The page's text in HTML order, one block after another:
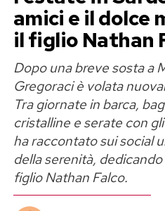
amici e il dolce
il figlio Nathan
Dopo una breve sosta a
Gregoraci è volata
Tra giornate in barca,
cristalline e serate con
ha raccontato sui social
della serenità,
figlio Nathan Falco.